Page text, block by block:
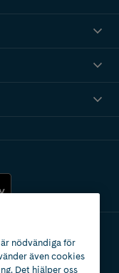
nödvändiga för
även cookies
Det hjälper oss